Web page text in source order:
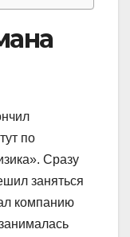
по
Сразу
заняться
компанию